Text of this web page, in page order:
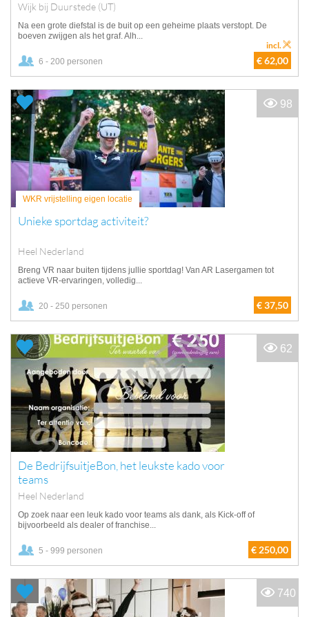
Wijk bij Duurstede (UT)
Na een grote diefstal is de buit op een geheime plaats verstopt. De
boeven zwijgen als het graf. Alh...
6 - 200 personen € 62,00
incl.
WKR vrijstelling eigen locatie
Unieke sportdag activiteit?
Heel Nederland
Breng VR naar buiten tijdens jullie sportdag! Van AR Lasergamen tot
actieve VR-ervaringen, volledig...
20 - 250 personen € 37,50
98
De BedrijfsuitjeBon, het leukste kado voor
teams
Heel Nederland
Op zoek naar een leuk kado voor teams als dank, als Kick-off of
bijvoorbeeld als dealer of franchise...
5 - 999 personen € 250,00
62
740